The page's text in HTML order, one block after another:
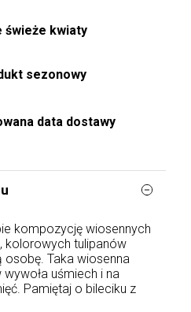
świeże kwiaty
sezonowy
data dostawy
kompozycję wiosennych
kolorowych tulipanów
Taka wiosenna
uśmiech i na
Pamiętaj o bileciku z